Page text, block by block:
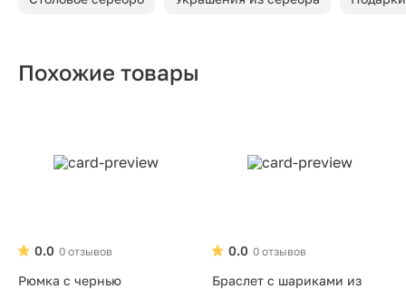
Похожие товары
0 отзывов
0.0
Рюмка с чернью
0 отзывов
0.0
Браслет с шариками из